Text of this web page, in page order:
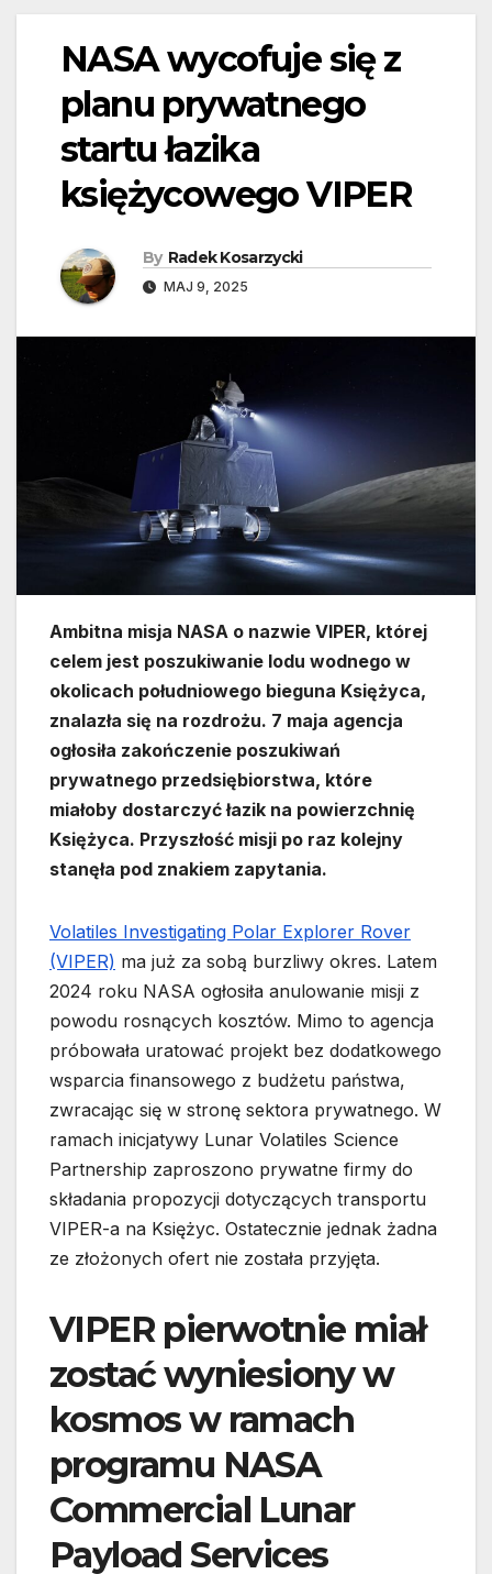
NASA wycofuje się z
planu prywatnego
startu łazika
księżycowego VIPER
By Radek Kosarzycki
MAJ 9, 2025
Ambitna misja NASA o nazwie VIPER, której
celem jest poszukiwanie lodu wodnego w
okolicach południowego bieguna Księżyca,
znalazła się na rozdrożu. 7 maja agencja
ogłosiła zakończenie poszukiwań
prywatnego przedsiębiorstwa, które
miałoby dostarczyć łazik na powierzchnię
Księżyca. Przyszłość misji po raz kolejny
stanęła pod znakiem zapytania.
Volatiles Investigating Polar Explorer Rover
(VIPER) ma już za sobą burzliwy okres. Latem
2024 roku NASA ogłosiła anulowanie misji z
powodu rosnących kosztów. Mimo to agencja
próbowała uratować projekt bez dodatkowego
wsparcia finansowego z budżetu państwa,
zwracając się w stronę sektora prywatnego. W
ramach inicjatywy Lunar Volatiles Science
Partnership zaproszono prywatne firmy do
składania propozycji dotyczących transportu
VIPER-a na Księżyc. Ostatecznie jednak żadna
ze złożonych ofert nie została przyjęta.
VIPER pierwotnie miał
zostać wyniesiony w
kosmos w ramach
programu NASA
Commercial Lunar
Payload Services